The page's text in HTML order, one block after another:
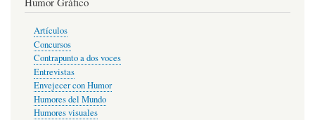
Artículos
Concursos
Contrapunto a dos voces
Entrevistas
Envejecer con Humor
Humores del Mundo
Humores visuales